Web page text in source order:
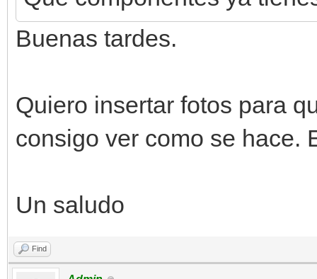
Buenas tardes.
Quiero insertar fotos para
consigo ver como se hace.
Un saludo
Find